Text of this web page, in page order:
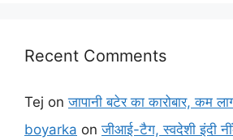
Recent Comments
Tej onजापानी बटेर का कारोबार, कम
boyarka onजीआई-टैग, स्वदेशी इंदी